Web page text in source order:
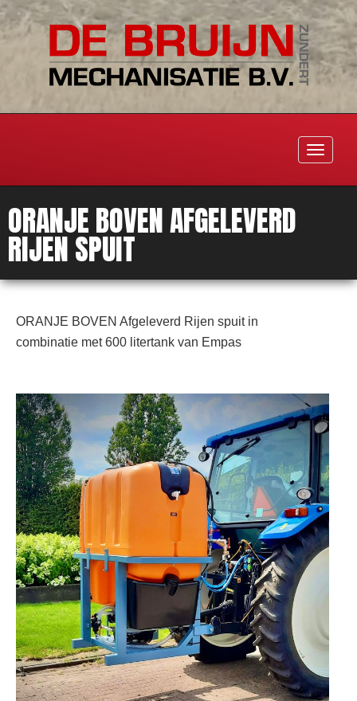
Toggle
ORANJE BOVEN AFGELEVERD
RIJEN SPUIT
ORANJE BOVEN Afgeleverd Rijen spuit in
combinatie met 600 litertank van Empas